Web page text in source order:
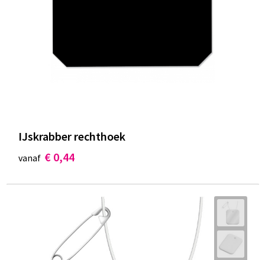
IJskrabber rechthoek
vanaf € 0,44